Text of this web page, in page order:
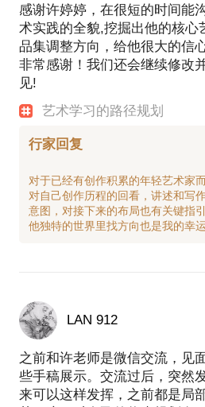
感谢许婷婷，在很短的时间能
术实践的全貌,挖掘出他的核心
品集调整方向，给他很大的信
非常感谢！我们还会继续修改
见!
艺术学习的路径规划
行家回复
对于已经有创作积累的年轻艺术家
对自己创作历程的回看，讲述和写
意图，对接下来的布局也有关键指
LAN 912
之前和许老师是微信交流，见
些手稿展示。交流过后，突然
来可以这样发挥，之前都是局